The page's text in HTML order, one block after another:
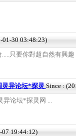
01-30 03:48:23)
只要你對超自然有興
灵异论坛*探灵 Since :
异论坛*探灵网 ...
07 19:44:12)